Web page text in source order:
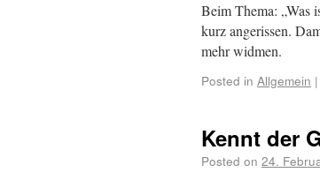
Beim Thema: „Was
kurz angerissen.
mehr widmen.
Posted in Allgemein |
Kennt der
Posted on 24.